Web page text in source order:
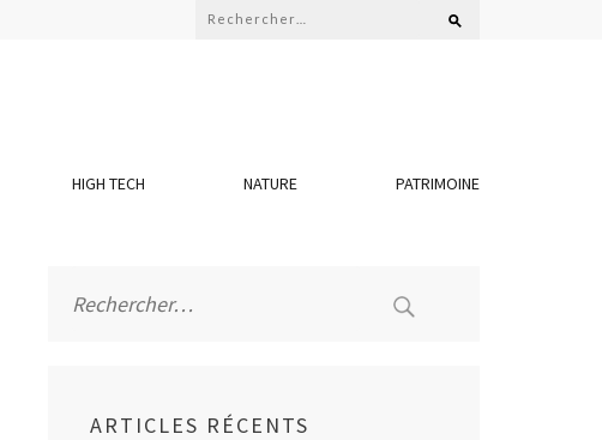
Rechercher :
HIGH TECH NATURE PATRIMOINE
ARTICLES RÉCENTS